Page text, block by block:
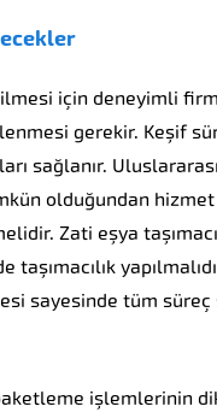
için deneyimli
gerekir. Keşif
sağlanır.
olduğundan
Zati eşya
sayesinde tüm
işlemlerinin